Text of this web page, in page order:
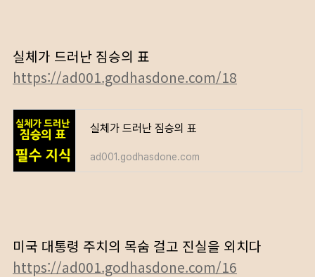
실체가 드러난 짐승의 표
https://ad001.godhasdone.com/18
실체가 드러난 짐승의 표
ad001.godhasdone.com
미국 대통령 주치의 목숨 걸고 진실을 외치다
https://ad001.godhasdone.com/16